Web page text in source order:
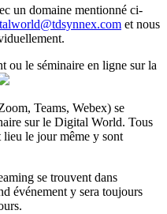
un domaine mentionné ci-
et nous
ou le séminaire en ligne sur la
Teams, Webex) se
sur le Digital World. Tous
lieu le jour même y sont
se trouvent dans
événement y sera toujours